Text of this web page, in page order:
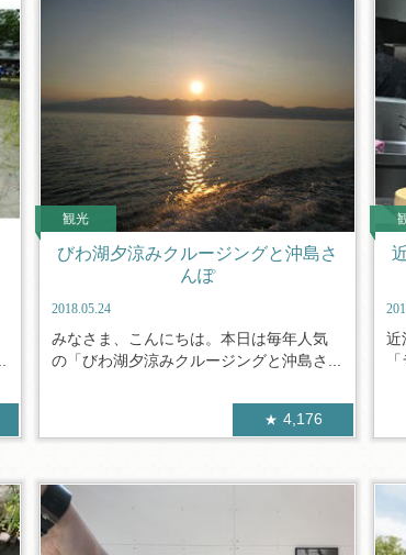
観光
びわ湖夕涼みクルージングと沖島さ
んぽ
2018.05.24
みなさま、こんにちは。本日は毎年人気
の「びわ湖夕涼みクルージングと沖島さ...
4,176
近